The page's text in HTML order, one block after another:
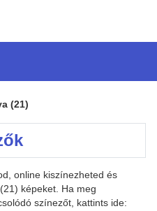
(21)
online kiszínezheted és
képeket. Ha meg
színezőt, kattints ide: